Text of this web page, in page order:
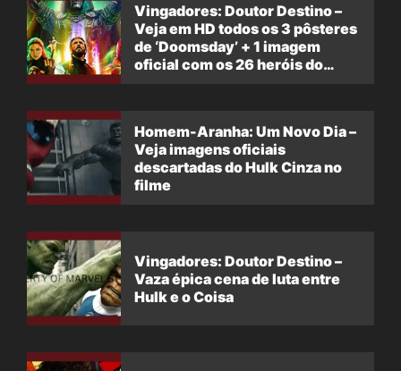
Vingadores: Doutor Destino –
Veja em HD todos os 3 pôsteres
de ‘Doomsday’ + 1 imagem
oficial com os 26 heróis do
Homem-Aranha: Um Novo Dia –
Veja imagens oficiais
descartadas do Hulk Cinza no
filme
Vingadores: Doutor Destino –
Vaza épica cena de luta entre
Hulk e o Coisa